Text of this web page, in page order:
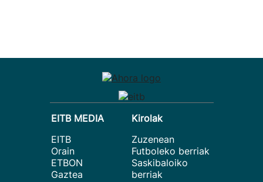
EITB MEDIA
EITB
Orain
ETBON
Gaztea
Kirolak
Zuzenean
Futboleko berriak
Saskibaloiko
berriak